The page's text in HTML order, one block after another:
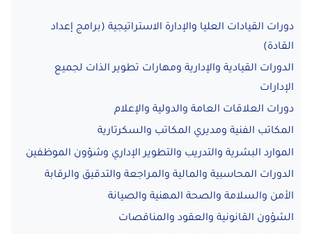
دورات القيادات العليا والإدارة الاستراتيجية (برامج إعداد
القادة)
الدورات القيادية والإدارية ومهارات تطوير الذات لجميع
الإدارات
دورات العلاقات العامة والدولية والإعلام
المكاتب الفنية ومديري المكاتب والسكرتارية
الموارد البشرية والتدريب والتطوير الإداري وشؤون الموظفين
الدورات المحاسبية والمالية والمراجعة والتدقيق والرقابة
الأمن والسلامة والصحة المهنية والصيانة
الشؤون القانونية والعقود والمناقصات